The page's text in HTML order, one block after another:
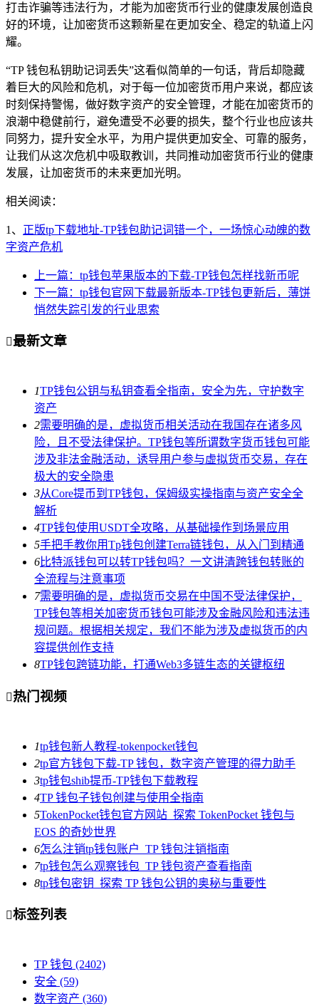
打击诈骗等违法行为，才能为加密货币行业的健康发展创造良
好的环境，让加密货币这颗新星在更加安全、稳定的轨道上闪
耀。
“TP 钱包私钥助记词丢失”这看似简单的一句话，背后却隐藏
着巨大的风险和危机，对于每一位加密货币用户来说，都应该
时刻保持警惕，做好数字资产的安全管理，才能在加密货币的
浪潮中稳健前行，避免遭受不必要的损失，整个行业也应该共
同努力，提升安全水平，为用户提供更加安全、可靠的服务，
让我们从这次危机中吸取教训，共同推动加密货币行业的健康
发展，让加密货币的未来更加光明。
相关阅读：
1、 正版tp下载地址-TP钱包助记词错一个，一场惊心动魄的数
字资产危机
上一篇：tp钱包苹果版本的下载-TP钱包怎样找新币呢
下一篇：tp钱包官网下载最新版本-TP钱包更新后，薄饼
悄然失踪引发的行业思索
最新文章
1TP钱包公钥与私钥查看全指南，安全为先，守护数字
资产
2需要明确的是，虚拟货币相关活动在我国存在诸多风
险，且不受法律保护。TP钱包等所谓数字货币钱包可能
涉及非法金融活动，诱导用户参与虚拟货币交易，存在
极大的安全隐患
3从Core提币到TP钱包，保姆级实操指南与资产安全全
解析
4TP钱包使用USDT全攻略，从基础操作到场景应用
5手把手教你用Tp钱包创建Terra链钱包，从入门到精通
6比特派钱包可以转TP钱包吗？一文讲清跨钱包转账的
全流程与注意事项
7需要明确的是，虚拟货币交易在中国不受法律保护，
TP钱包等相关加密货币钱包可能涉及金融风险和违法违
规问题。根据相关规定，我们不能为涉及虚拟货币的内
容提供创作支持
8TP钱包跨链功能，打通Web3多链生态的关键枢纽
热门视频
1tp钱包新人教程-tokenpocket钱包
2tp官方钱包下载-TP 钱包，数字资产管理的得力助手
3tp钱包shib提币-TP钱包下载教程
4TP 钱包子钱包创建与使用全指南
5TokenPocket钱包官方网站_探索 TokenPocket 钱包与
EOS 的奇妙世界
6怎么注销tp钱包账户_TP 钱包注销指南
7tp钱包怎么观察钱包_TP 钱包资产查看指南
8tp钱包密钥_探索 TP 钱包公钥的奥秘与重要性
标签列表
TP 钱包 (2402)
安全 (59)
数字资产 (360)